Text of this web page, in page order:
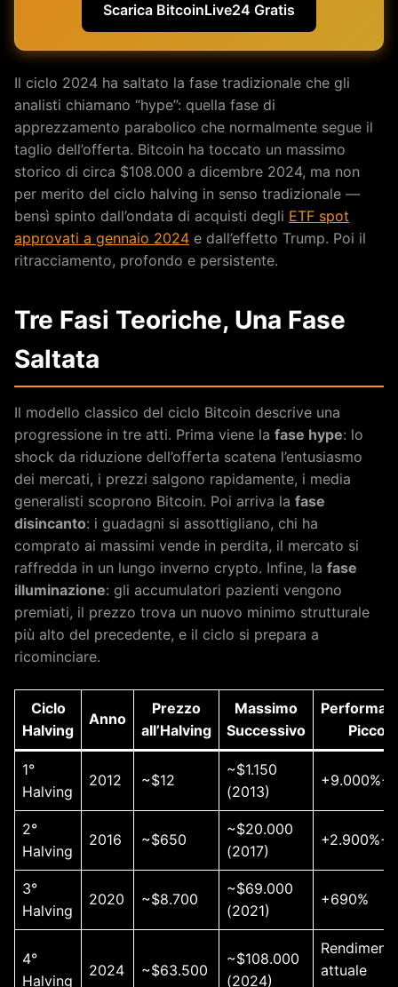
Scarica BitcoinLive24 Gratis
Il ciclo 2024 ha saltato la fase tradizionale che gli
analisti chiamano “hype”: quella fase di
apprezzamento parabolico che normalmente segue il
taglio dell’offerta. Bitcoin ha toccato un massimo
storico di circa $108.000 a dicembre 2024, ma non
per merito del ciclo halving in senso tradizionale —
bensì spinto dall’ondata di acquisti degli ETF spot
approvati a gennaio 2024 e dall’effetto Trump. Poi il
ritracciamento, profondo e persistente.
Tre Fasi Teoriche, Una Fase
Saltata
Il modello classico del ciclo Bitcoin descrive una
progressione in tre atti. Prima viene la fase hype: lo
shock da riduzione dell’offerta scatena l’entusiasmo
dei mercati, i prezzi salgono rapidamente, i media
generalisti scoprono Bitcoin. Poi arriva la fase
disincanto: i guadagni si assottigliano, chi ha
comprato ai massimi vende in perdita, il mercato si
raffredda in un lungo inverno crypto. Infine, la fase
illuminazione: gli accumulatori pazienti vengono
premiati, il prezzo trova un nuovo minimo strutturale
più alto del precedente, e il ciclo si prepara a
ricominciare.
Ciclo
Halving
Anno
Prezzo
all’Halving
Massimo
Successivo
Picco
1°
Halving
2012 ~$12
~$1.150
(2013)
+9.000%+
2°
Halving
2016 ~$650
~$20.000
(2017)
+2.900%+
3°
Halving
2020 ~$8.700
~$69.000
(2021)
+690%
4°
Halving
2024 ~$63.500
~$108.000
(2024)
attuale